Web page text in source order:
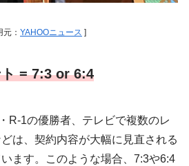
元： YAHOOニュース ]
= 7:3 or 6:4
R-1の優勝者、テレビで複数のレ
は、契約内容が大幅に見直される
ます。このような場合、7:3や6:4